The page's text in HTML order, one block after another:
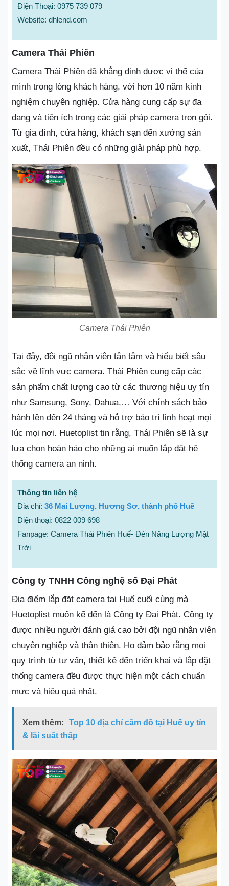
Điện Thoại: 0975 739 079
Website: dhlend.com
Camera Thái Phiên
Camera Thái Phiên đã khẳng định được vị thế của
mình trong lòng khách hàng, với hơn 10 năm kinh
nghiệm chuyên nghiệp. Cửa hàng cung cấp sự đa
dạng và tiện ích trong các giải pháp camera trọn gói.
Từ gia đình, cửa hàng, khách sạn đến xưởng sản
xuất, Thái Phiên đều có những giải pháp phù hợp.
Camera Thái Phiên
Tại đây, đội ngũ nhân viên tận tâm và hiểu biết sâu
sắc về lĩnh vực camera. Thái Phiên cung cấp các
sản phẩm chất lượng cao từ các thương hiệu uy tín
như Samsung, Sony, Dahua,… Với chính sách bảo
hành lên đến 24 tháng và hỗ trợ bảo trì linh hoạt mọi
lúc mọi nơi. Huetoplist tin rằng, Thái Phiên sẽ là sự
lựa chọn hoàn hảo cho những ai muốn lắp đặt hệ
thống camera an ninh.
Thông tin liên hệ
Địa chỉ: 36 Mai Lượng, Hương Sơ, thành phố Huế
Điện thoại: 0822 009 698
Fanpage: Camera Thái Phiên Huế- Đèn Năng Lượng Mặt
Trời
Công ty TNHH Công nghệ số Đại Phát
Địa điểm lắp đặt camera tại Huế cuối cùng mà
Huetoplist muốn kể đến là Công ty Đại Phát. Công ty
được nhiều người đánh giá cao bởi đội ngũ nhân viên
chuyên nghiệp và thân thiện. Họ đảm bảo rằng mọi
quy trình từ tư vấn, thiết kế đến triển khai và lắp đặt
thống camera đều được thực hiện một cách chuẩn
mực và hiệu quả nhất.
Xem thêm:
Top 10 địa chỉ cầm đồ tại Huế uy tín
& lãi suất thấp